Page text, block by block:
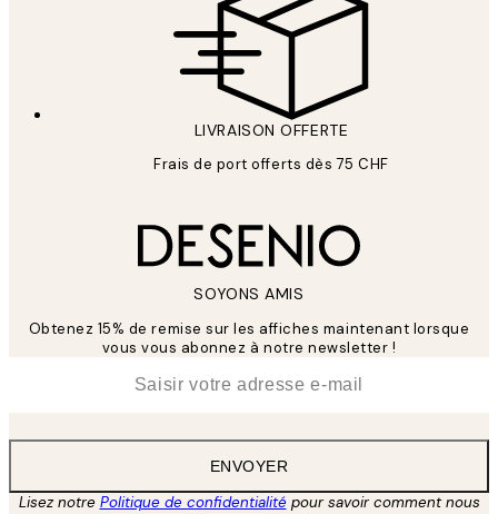
LIVRAISON OFFERTE
Frais de port offerts dès 75 CHF
SOYONS AMIS
Obtenez 15% de remise sur les affiches maintenant lorsque
vous vous abonnez à notre newsletter !
ENVOYER
Lisez notre Politique de confidentialitépour savoir comment nous